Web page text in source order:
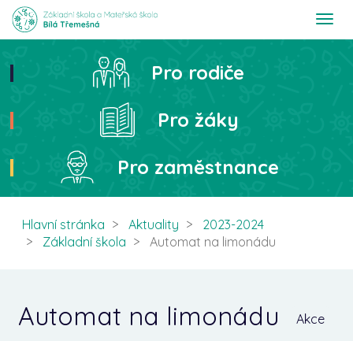
T
t
Hledat
Pro rodiče
Pro žáky
Pro zaměstnance
Hlavní stránka Aktuality
2023-2024
Základní škola
Automat na limonádu
Automat na limonádu
Akce